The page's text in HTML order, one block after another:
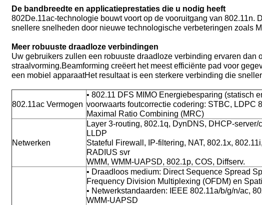
De bandbreedte en applicatieprestaties die u nodig heeft
802De.11ac-technologie bouwt voort op de vooruitgang van 802.11n.
snellere snelheden door nieuwe technologische verbeteringen zoals
Meer robuuste draadloze verbindingen
Uw gebruikers zullen een robuuste draadloze verbinding ervaren dan
straalvorming.Beamforming creëert het meest efficiënte pad voor
een mobiel apparaatHet resultaat is een sterkere verbinding die
802.11ac Vermogen
• 802.11 DFS MIMO Energiebesparing (statisch
voorwaarts foutcorrectie codering: STBC, LDPC
Maximal Ratio Combining (MRC)
Netwerken
Layer 3-routing, 802.1q, DynDNS, DHCP-
LLDP
Stateful Firewall, IP-filtering, NAT, 802.1x,
RADIUS svr
WMM, WMM-UAPSD, 802.1p, COS, Diffserv.
• Draadloos medium: Direct Sequence Spread
Frequency Division Multiplexing (OFDM) en
• Netwerkstandaarden: IEEE 802.11a/b/g/n/ac,
WMM-UAPSD